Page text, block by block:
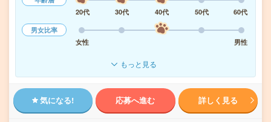
20代
30代 40代 50代
60代
男女比率
女性
男性
もっと見る
気になる! 応募へ進む 詳しく見る